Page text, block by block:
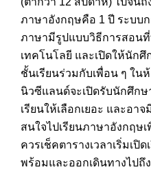
ภาษาอังกฤษคือ 1 ปี ระบบ
ภาษามีรูปแบบวิธีการสอน
เทคโนโลยี และเปิดให้นัก
ชั้นเรียนร่วมกับเพื่อน ๆ ใน
นิวซีแลนด์จะเปิดรับนักศึก
เรียนให้เลือกเยอะ และอา
สนใจไปเรียนภาษาอังกฤษ
ควรเช็คตารางเวลาเริ่มเปิ
พร้อมและออกเดินทางไปถึ